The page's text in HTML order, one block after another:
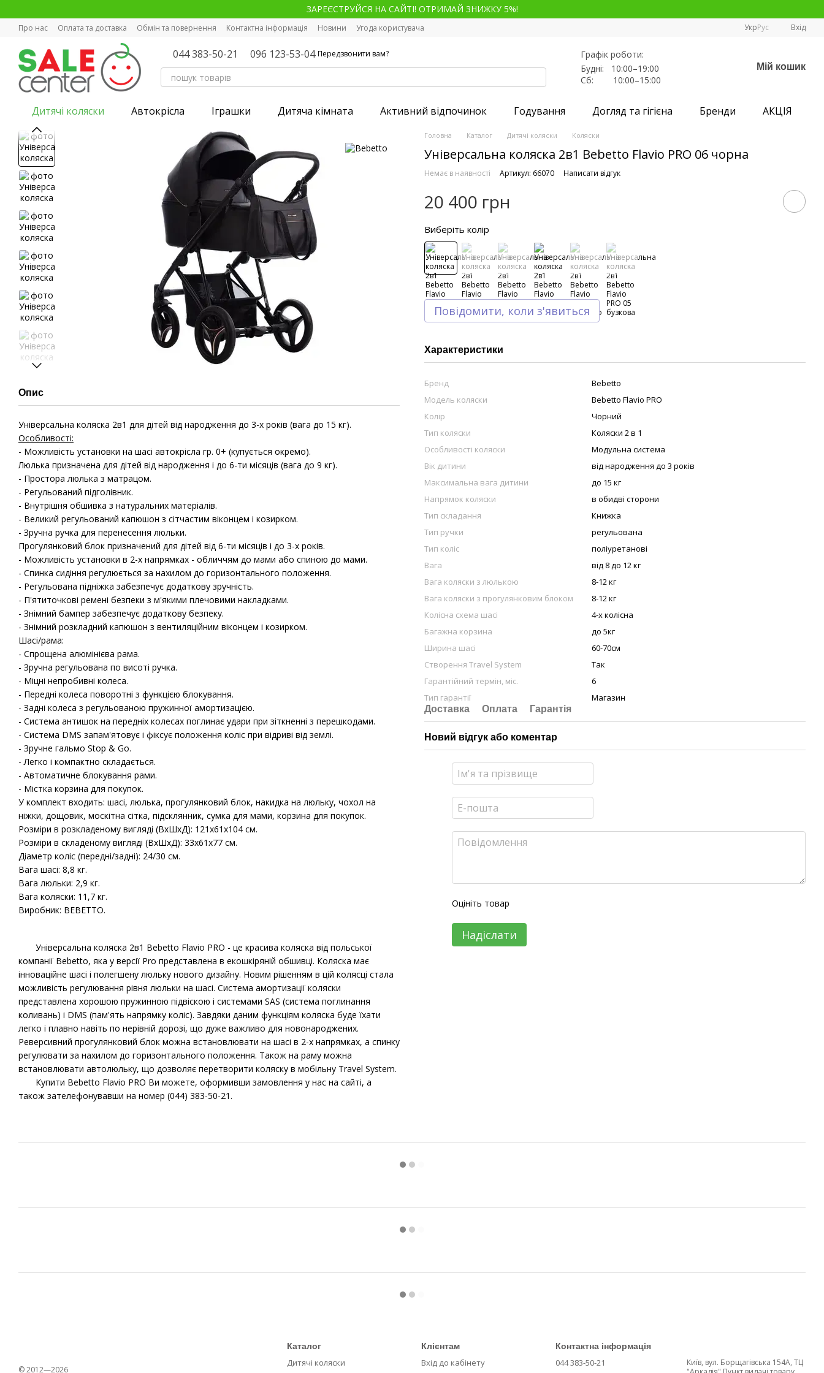
ЗАРЕЄСТРУЙСЯ НА САЙТІ! ОТРИМАЙ ЗНИЖКУ 5%!
Про нас Оплата та доставка Обмін та повернення Контактна інформація Новини Угода користувача УкрРус Вхід
044 383-50-21 096 123-53-04 Передзвонити вам?
Графік роботи:
Будні: 10:00–19:00
Сб: 10:00–15:00
Мій кошик
Дитячі коляски Автокрісла Іграшки Дитяча кімната Активний відпочинок Годування Догляд та гігієна Бренди АКЦІЯ
Опис
Універсальна коляска 2в1 для дітей від народження до 3-х років (вага до 15 кг).
Особливості:
- Можливість установки на шасі автокрісла гр. 0+ (купується окремо).
Люлька призначена для дітей від народження і до 6-ти місяців (вага до 9 кг).
- Простора люлька з матрацом.
- Регульований підголівник.
- Внутрішня обшивка з натуральних матеріалів.
- Великий регульований капюшон з сітчастим віконцем і козирком.
- Зручна ручка для перенесення люльки.
Прогулянковий блок призначений для дітей від 6-ти місяців і до 3-х років.
- Можливість установки в 2-х напрямках - обличчям до мами або спиною до мами.
- Спинка сидіння регулюється за нахилом до горизонтального положення.
- Регульована підніжка забезпечує додаткову зручність.
- П'ятиточкові ремені безпеки з м'якими плечовими накладками.
- Знімний бампер забезпечує додаткову безпеку.
- Знімний розкладний капюшон з вентиляційним віконцем і козирком.
Шасі/рама:
- Спрощена алюмінієва рама.
- Зручна регульована по висоті ручка.
- Міцні непробивні колеса.
- Передні колеса поворотні з функцією блокування.
- Задні колеса з регульованою пружинної амортизацією.
- Система антишок на передніх колесах поглинає удари при зіткненні з перешкодами.
- Система DMS запам'ятовує і фіксує положення коліс при відриві від землі.
- Зручне гальмо Stop & Go.
- Легко і компактно складається.
- Автоматичне блокування рами.
- Містка корзина для покупок.
У комплект входить: шасі, люлька, прогулянковий блок, накидка на люльку, чохол на
ніжки, дощовик, москітна сітка, підсклянник, сумка для мами, корзина для покупок.
Розміри в розкладеному вигляді (ВхШхД): 121х61х104 см.
Розміри в складеному вигляді (ВхШхД): 33х61х77 см.
Діаметр коліс (передні/задні): 24/30 см.
Вага шасі: 8,8 кг.
Вага люльки: 2,9 кг.
Вага коляски: 11,7 кг.
Виробник: BEBETTO.
Універсальна коляска 2в1 Bebetto Flavio PRO - це красива коляска від польської
компанії Bebetto, яка у версії Pro представлена ​​в екошкіряній обшивці. Коляска має
інноваційне шасі і полегшену люльку нового дизайну. Новим рішенням в цій колясці стала
можливість регулювання рівня люльки на шасі. Система амортизації коляски
представлена ​​хорошою пружинною підвіскою і системами SAS (система поглинання
коливань) і DMS (пам'ять напрямку коліс). Завдяки даним функціям коляска буде їхати
легко і плавно навіть по нерівній дорозі, що дуже важливо для новонароджених.
Реверсивний прогулянковий блок можна встановлювати на шасі в 2-х напрямках, а спинку
регулювати за нахилом до горизонтального положення. Також на раму можна
встановлювати автолюльку, що дозволяє перетворити коляску в мобільну Travel System.
Купити Bebetto Flavio PRO Ви можете, оформивши замовлення у нас на сайті, а
також зателефонувавши на номер (044) 383-50-21.
Головна Каталог Дитячі коляски Коляски
Універсальна коляска 2в1 Bebetto Flavio PRO 06 чорна
Немає в наявності Артикул: 66070 Написати відгук
20 400 грн
Виберіть колір
Повідомити, коли з'явиться
Характеристики
Бренд
Bebetto
Модель коляски
Bebetto Flavio PRO
Колір
Чорний
Тип коляски
Коляски 2 в 1
Особливості коляски
Модульна система
Вік дитини
від народження до 3 років
Максимальна вага дитини
до 15 кг
Напрямок коляски
в обидві сторони
Тип складання
Книжка
Тип ручки
регульована
Тип коліс
поліуретанові
Вага
від 8 до 12 кг
Вага коляски з люлькою
8-12 кг
Вага коляски з прогулянковим блоком
8-12 кг
Колісна схема шасі
4-х колісна
Багажна корзина
до 5кг
Ширина шасі
60-70см
Створення Travel System
Так
Гарантійний термін, міс.
6
Тип гарантії
Магазин
Доставка Оплата Гарантія
Новий відгук або коментар
Оцініть товар
Надіслати
© 2012—2026
Каталог
Дитячі коляски
Клієнтам
Вхід до кабінету
Контактна інформація
044 383-50-21
Київ, вул. Борщагівська 154А, ТЦ